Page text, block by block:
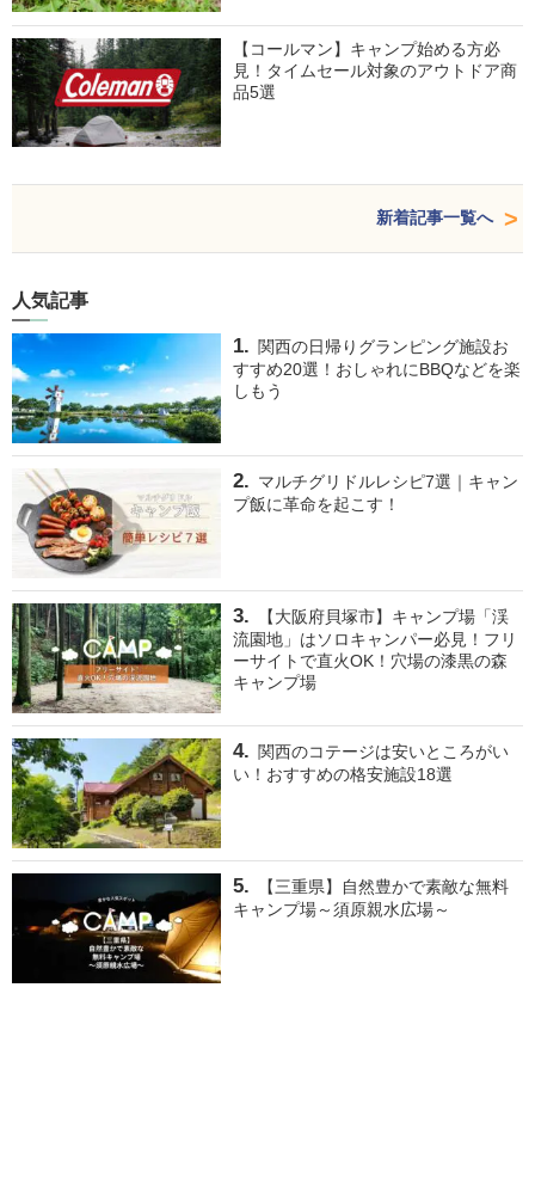
【コールマン】キャンプ始める方必
見！タイムセール対象のアウトドア商
品5選
新着記事一覧へ
人気記事
関西の日帰りグランピング施設お
すすめ20選！おしゃれにBBQなどを楽
しもう
マルチグリドルレシピ7選｜キャン
プ飯に革命を起こす！
【大阪府貝塚市】キャンプ場「渓
流園地」はソロキャンパー必見！フリ
ーサイトで直火OK！穴場の漆黒の森
キャンプ場
関西のコテージは安いところがい
い！おすすめの格安施設18選
【三重県】自然豊かで素敵な無料
キャンプ場～須原親水広場～